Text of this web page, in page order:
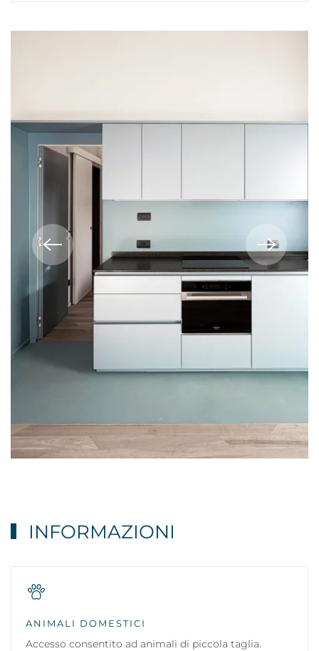
INFORMAZIONI
ANIMALI DOMESTICI
Accesso consentito ad animali di piccola taglia.